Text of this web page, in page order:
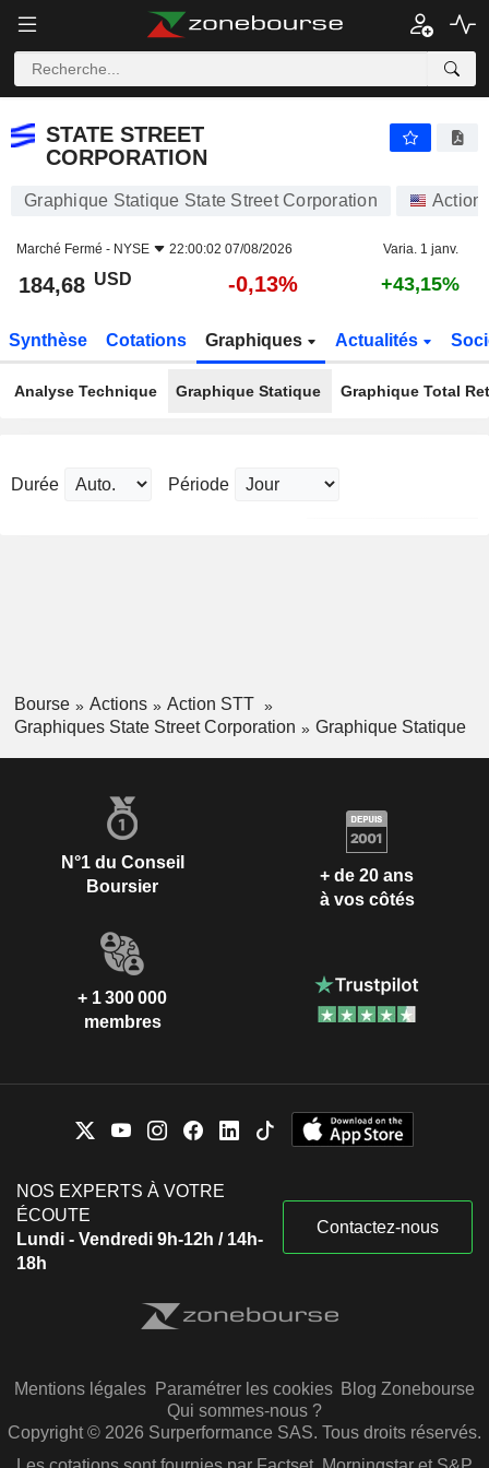
STATE STREET
CORPORATION
Graphique Statique State Street Corporation
Marché Fermé - NYSE 22:00:02 07/08/2026 Varia. 1 janv.
184,68 USD -0,13% +43,15%
Synthèse Cotations Graphiques Actualités
Analyse Technique Graphique Statique Graphique Total
Durée Période
Bourse Actions
Action STT
Graphiques State Street Corporation
Graphique Statique
N°1 du Conseil
Boursier
+ de 20 ans
à vos côtés
+ 1 300 000
membres
NOS EXPERTS À VOTRE
ÉCOUTE
Lundi - Vendredi 9h-12h / 14h-
18h
Contactez-nous
Mentions légales Paramétrer les cookies Blog Zonebourse
Qui sommes-nous ?
Copyright © 2026 Surperformance SAS. Tous droits réservés.